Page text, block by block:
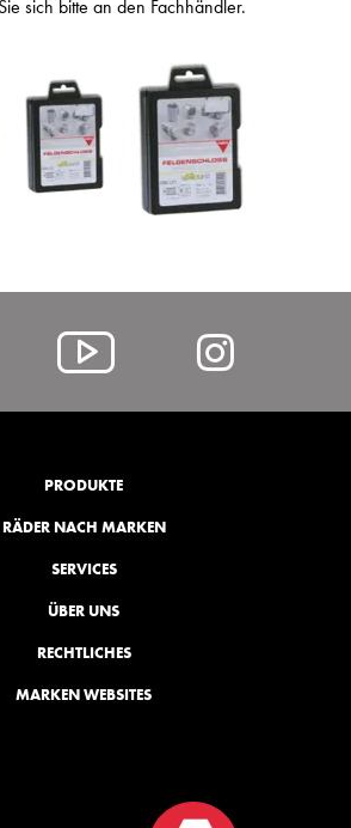
sich bitte an den Fachhändler.
Alcar
PRODUKTE
RÄDER NACH MARKEN
SERVICES
ÜBER UNS
RECHTLICHES
MARKEN WEBSITES